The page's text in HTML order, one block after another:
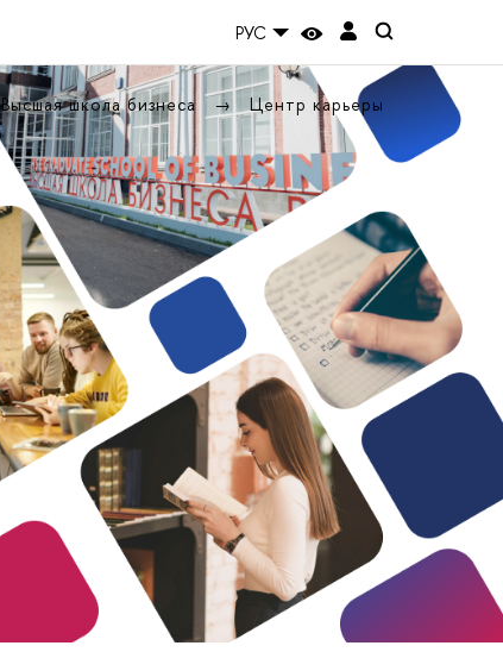
РУС
Высшая школа бизнеса Центр карьеры